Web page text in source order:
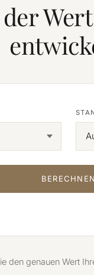
BERECHNEN
den genauen Wert